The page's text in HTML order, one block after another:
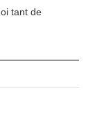
tant de